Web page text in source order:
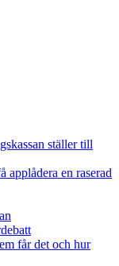
ställer till
applådera en raserad
får det och hur